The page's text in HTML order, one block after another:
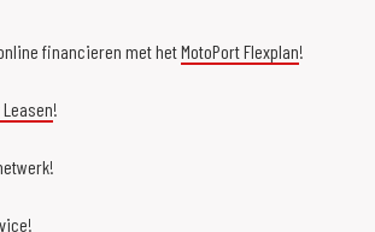
financieren met hetMotoPort Flexplan!
!